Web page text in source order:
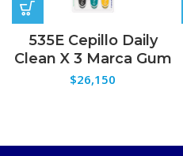
535E Cepillo Daily
Clean X 3 Marca Gum
$26,150